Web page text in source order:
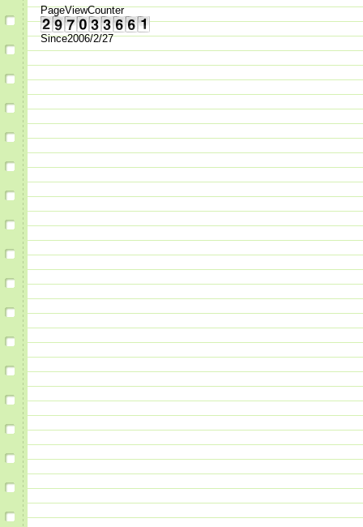
PageViewCounter
Since2006/2/27